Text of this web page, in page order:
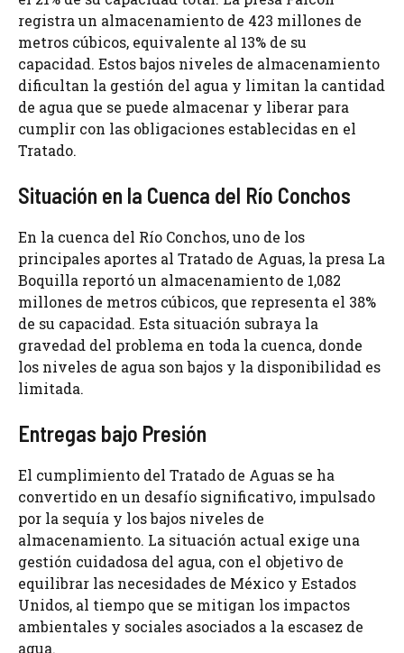
registra un almacenamiento de 423 millones de
metros cúbicos, equivalente al 13% de su
capacidad. Estos bajos niveles de almacenamiento
dificultan la gestión del agua y limitan la cantidad
de agua que se puede almacenar y liberar para
cumplir con las obligaciones establecidas en el
Tratado.
Situación en la Cuenca del Río Conchos
En la cuenca del Río Conchos, uno de los
principales aportes al Tratado de Aguas, la presa La
Boquilla reportó un almacenamiento de 1,082
millones de metros cúbicos, que representa el 38%
de su capacidad. Esta situación subraya la
gravedad del problema en toda la cuenca, donde
los niveles de agua son bajos y la disponibilidad es
limitada.
Entregas bajo Presión
El cumplimiento del Tratado de Aguas se ha
convertido en un desafío significativo, impulsado
por la sequía y los bajos niveles de
almacenamiento. La situación actual exige una
gestión cuidadosa del agua, con el objetivo de
equilibrar las necesidades de México y Estados
Unidos, al tiempo que se mitigan los impactos
ambientales y sociales asociados a la escasez de
agua.